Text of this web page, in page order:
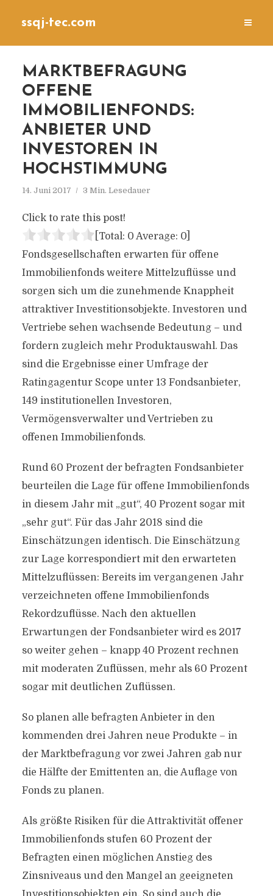
ssqj-tec.com
MARKTBEFRAGUNG
OFFENE
IMMOBILIENFONDS:
ANBIETER UND
INVESTOREN IN
HOCHSTIMMUNG
14. Juni 2017 3 Min. Lesedauer
Click to rate this post!
[Total: 0 Average: 0]
Fondsgesellschaften erwarten für offene
Immobilienfonds weitere Mittelzuflüsse und
sorgen sich um die zunehmende Knappheit
attraktiver Investitionsobjekte. Investoren und
Vertriebe sehen wachsende Bedeutung – und
fordern zugleich mehr Produktauswahl. Das
sind die Ergebnisse einer Umfrage der
Ratingagentur Scope unter 13 Fondsanbieter,
149 institutionellen Investoren,
Vermögensverwalter und Vertrieben zu
offenen Immobilienfonds.
Rund 60 Prozent der befragten Fondsanbieter
beurteilen die Lage für offene Immobilienfonds
in diesem Jahr mit „gut“, 40 Prozent sogar mit
„sehr gut“. Für das Jahr 2018 sind die
Einschätzungen identisch. Die Einschätzung
zur Lage korrespondiert mit den erwarteten
Mittelzuflüssen: Bereits im vergangenen Jahr
verzeichneten offene Immobilienfonds
Rekordzuflüsse. Nach den aktuellen
Erwartungen der Fondsanbieter wird es 2017
so weiter gehen – knapp 40 Prozent rechnen
mit moderaten Zuflüssen, mehr als 60 Prozent
sogar mit deutlichen Zuflüssen.
So planen alle befragten Anbieter in den
kommenden drei Jahren neue Produkte – in
der Marktbefragung vor zwei Jahren gab nur
die Hälfte der Emittenten an, die Auflage von
Fonds zu planen.
Als größte Risiken für die Attraktivität offener
Immobilienfonds stufen 60 Prozent der
Befragten einen möglichen Anstieg des
Zinsniveaus und den Mangel an geeigneten